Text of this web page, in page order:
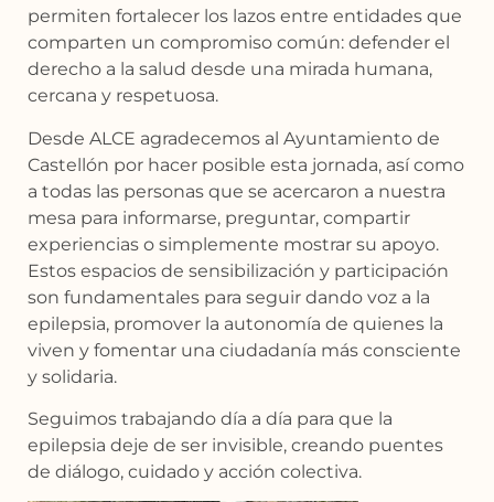
permiten fortalecer los lazos entre entidades que
comparten un compromiso común: defender el
derecho a la salud desde una mirada humana,
cercana y respetuosa.
Desde ALCE agradecemos al Ayuntamiento de
Castellón por hacer posible esta jornada, así como
a todas las personas que se acercaron a nuestra
mesa para informarse, preguntar, compartir
experiencias o simplemente mostrar su apoyo.
Estos espacios de sensibilización y participación
son fundamentales para seguir dando voz a la
epilepsia, promover la autonomía de quienes la
viven y fomentar una ciudadanía más consciente
y solidaria.
Seguimos trabajando día a día para que la
epilepsia deje de ser invisible, creando puentes
de diálogo, cuidado y acción colectiva.